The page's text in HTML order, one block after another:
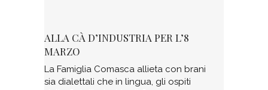
ALLA CÀ D’INDUSTRIA PER L’8
MARZO
La Famiglia Comasca allieta con brani
sia dialettali che in lingua, gli ospiti